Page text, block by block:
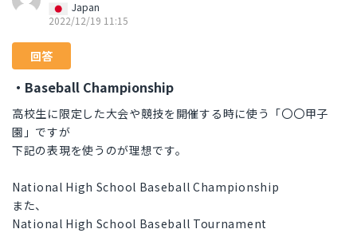
Japan
2022/12/19 11:15
回答
・Baseball Championship
高校生に限定した大会や競技を開催する時に使う「〇〇甲子
園」ですが
下記の表現を使うのが理想です。
National High School Baseball Championship
また、
National High School Baseball Tournament